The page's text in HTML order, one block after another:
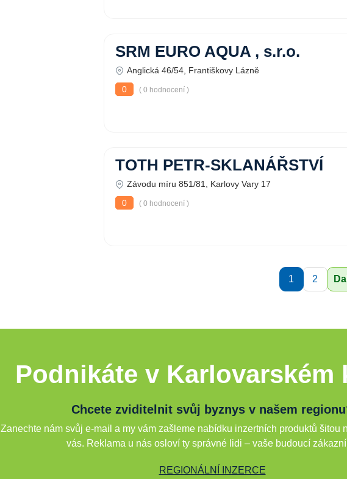
SRM EURO AQUA , s.r.o.
Anglická 46/54, Františkovy Lázně
0
( 0 hodnocení )
TOTH PETR-SKLANÁŘSTVÍ
Závodu míru 851/81, Karlovy Vary 17
0
( 0 hodnocení )
1 2
Podnikáte v Karlovarském
Chcete zviditelnit svůj byznys v našem
Zanechte nám svůj e-mail a my vám zašleme nabídku inzertních produktů šitou
vás. Reklama u nás osloví ty správné lidi – vaše budoucí
REGIONÁLNÍ INZERCE